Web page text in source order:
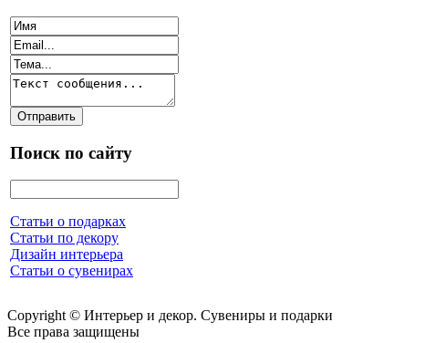
Поиск по сайту
Статьи о подарках
Статьи по декору
Дизайн интерьера
Статьи о сувенирах
Copyright © Интерьер и декор. Сувениры и подарки
Все права защищены